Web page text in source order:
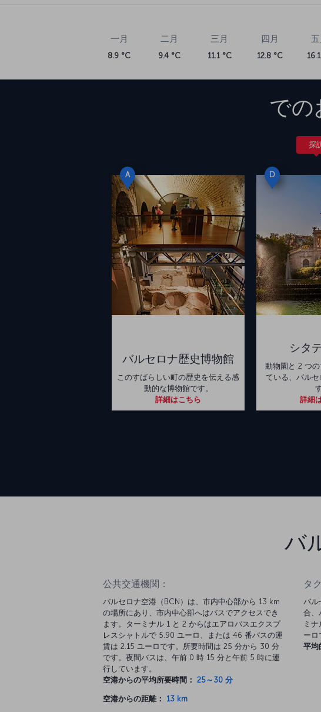
一月
8.9 °C
二月
9.4 °C
三月
11.1 °C
四月
12.8 °C
五
での
探
A
バルセロナ歴史博物館
このすばらしい町の歴史を伝える感
動的な博物館です。
詳細はこちら
D
シタ
動物園と 2 つ
ている、バル
詳細
バ
公共交通機関：
バルセロナ空港（BCN）は、市内中心部から 13 km
の場所にあり、市内中心部へはバスでアクセスでき
ます。ターミナル 1 と 2 からはエアロバスエクスプ
レスシャトルで 5.90 ユーロ、または 46 番バスの運
賃は 2.15 ユーロです。所要時間は 25 分から 30 分
です。夜間バスは、午前 0 時 15 分と午前 5 時に運
行しています。
空港からの平均所要時間： 25～30 分
空港からの距離： 13 km
タ
バル
合、
ミ
ーロ
平均